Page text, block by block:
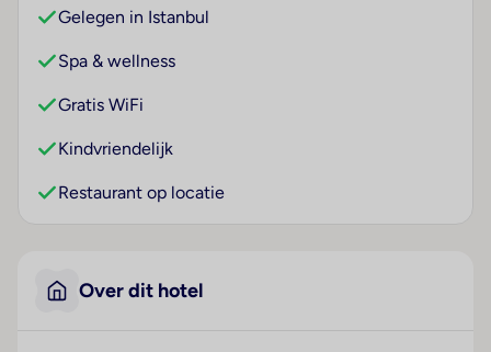
Gelegen in Istanbul
Spa & wellness
Gratis WiFi
Kindvriendelijk
Restaurant op locatie
Over dit hotel